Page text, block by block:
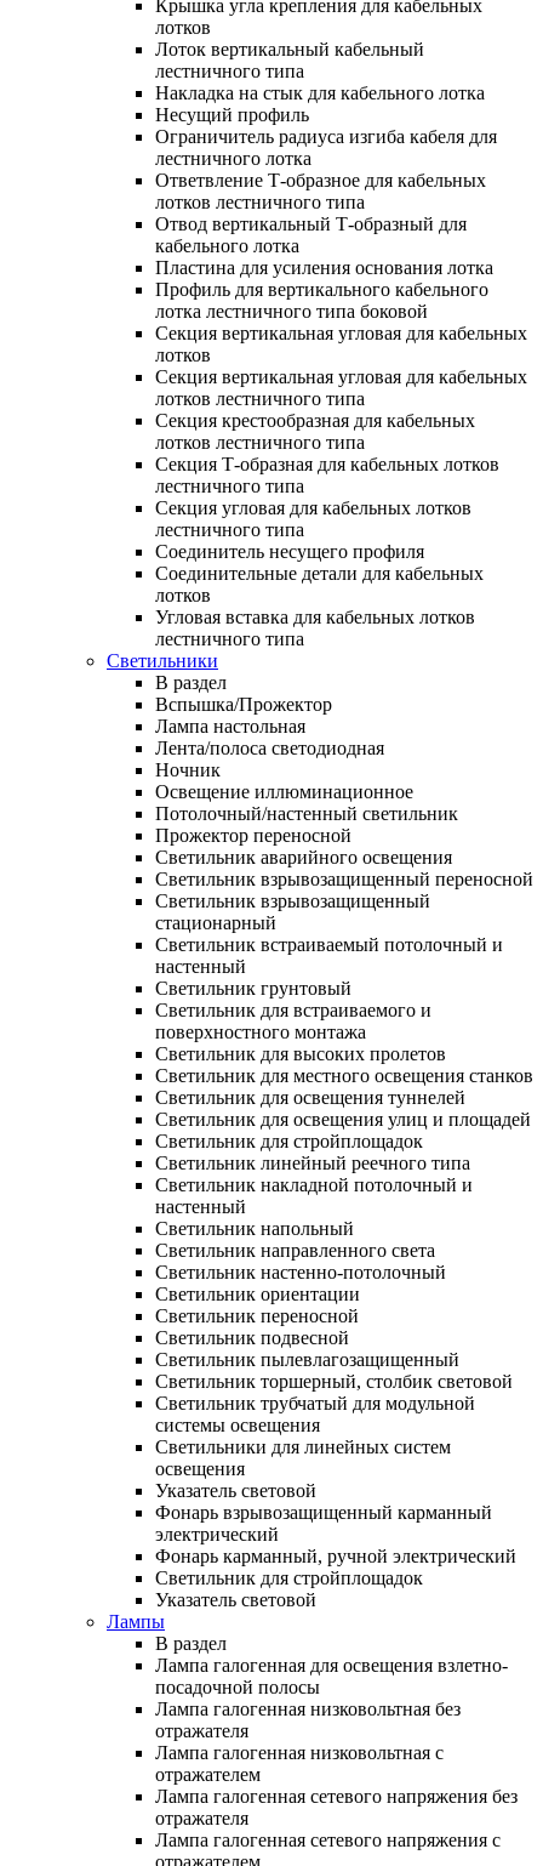
Крышка угла крепления для кабельных
лотков
Лоток вертикальный кабельный
лестничного типа
Накладка на стык для кабельного лотка
Несущий профиль
Ограничитель радиуса изгиба кабеля для
лестничного лотка
Ответвление Т-образное для кабельных
лотков лестничного типа
Отвод вертикальный Т-образный для
кабельного лотка
Пластина для усиления основания лотка
Профиль для вертикального кабельного
лотка лестничного типа боковой
Секция вертикальная угловая для кабельных
лотков
Секция вертикальная угловая для кабельных
лотков лестничного типа
Секция крестообразная для кабельных
лотков лестничного типа
Секция Т-образная для кабельных лотков
лестничного типа
Секция угловая для кабельных лотков
лестничного типа
Соединитель несущего профиля
Соединительные детали для кабельных
лотков
Угловая вставка для кабельных лотков
лестничного типа
Светильники
В раздел
Вспышка/Прожектор
Лампа настольная
Лента/полоса светодиодная
Ночник
Освещение иллюминационное
Потолочный/настенный светильник
Прожектор переносной
Светильник аварийного освещения
Светильник взрывозащищенный переносной
Светильник взрывозащищенный
стационарный
Светильник встраиваемый потолочный и
настенный
Светильник грунтовый
Светильник для встраиваемого и
поверхностного монтажа
Светильник для высоких пролетов
Светильник для местного освещения станков
Светильник для освещения туннелей
Светильник для освещения улиц и площадей
Светильник для стройплощадок
Светильник линейный реечного типа
Светильник накладной потолочный и
настенный
Светильник напольный
Светильник направленного света
Светильник настенно-потолочный
Светильник ориентации
Светильник переносной
Светильник подвесной
Светильник пылевлагозащищенный
Светильник торшерный, столбик световой
Светильник трубчатый для модульной
системы освещения
Светильники для линейных систем
освещения
Указатель световой
Фонарь взрывозащищенный карманный
электрический
Фонарь карманный, ручной электрический
Светильник для стройплощадок
Указатель световой
Лампы
В раздел
Лампа галогенная для освещения взлетно-
посадочной полосы
Лампа галогенная низковольтная без
отражателя
Лампа галогенная низковольтная с
отражателем
Лампа галогенная сетевого напряжения без
отражателя
Лампа галогенная сетевого напряжения с
отражателем